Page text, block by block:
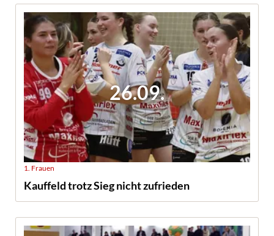
26.09.
1. Frauen
Kauffeld trotz Sieg nicht zufrieden